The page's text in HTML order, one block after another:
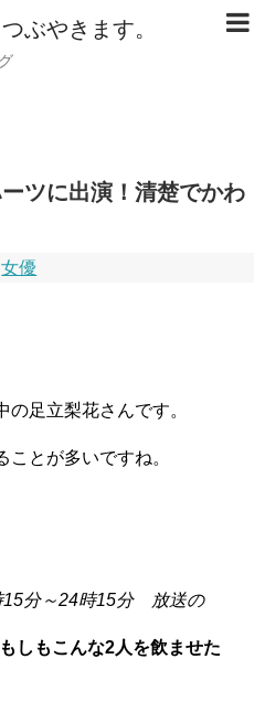
ぶやきます。
ツに出演！清楚でかわ
女優
の足立梨花さんです。
とが多いですね。
15分～24時15分 放送の
しもこんな2人を飲ませた